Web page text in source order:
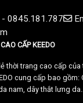
0845.181.787
CẤP KEEDO
thời trang cao cấp của
cung cấp bao
nam, dây thắt lưng